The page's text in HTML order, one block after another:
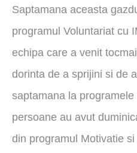
Saptamana aceasta
programul Voluntariat cu
echipa care a venit
dorinta de a sprijini si de
saptamana la
persoane au avut
din programul Motivatie